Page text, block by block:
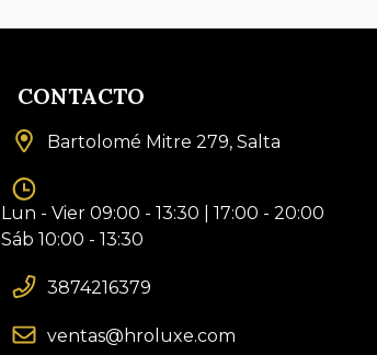
CONTACTO
Bartolomé Mitre 279, Salta
Lun - Vier 09:00 - 13:30 | 17:00 - 20:00
Sáb 10:00 - 13:30
3874216379
ventas@hroluxe.com